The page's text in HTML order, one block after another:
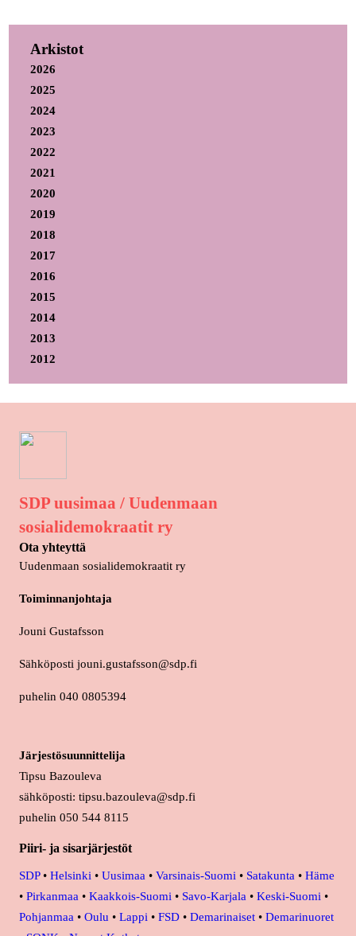
Arkistot
2026
2025
2024
2023
2022
2021
2020
2019
2018
2017
2016
2015
2014
2013
2012
SDP uusimaa / Uudenmaan
sosialidemokraatit ry
Ota yhteyttä
Uudenmaan sosialidemokraatit ry
Toiminnanjohtaja
Jouni Gustafsson
Sähköposti jouni.gustafsson@sdp.fi
puhelin 040 0805394
Järjestösuunnittelija
Tipsu Bazouleva
sähköposti: tipsu.bazouleva@sdp.fi
puhelin 050 544 8115
Piiri- ja sisarjärjestöt
SDP• Helsinki • Uusimaa • Varsinais-Suomi • Satakunta • Häme
• Pirkanmaa • Kaakkois-Suomi • Savo-Karjala • Keski-Suomi •
Pohjanmaa • Oulu • Lappi • FSD • Demarinaiset • Demarinuoret